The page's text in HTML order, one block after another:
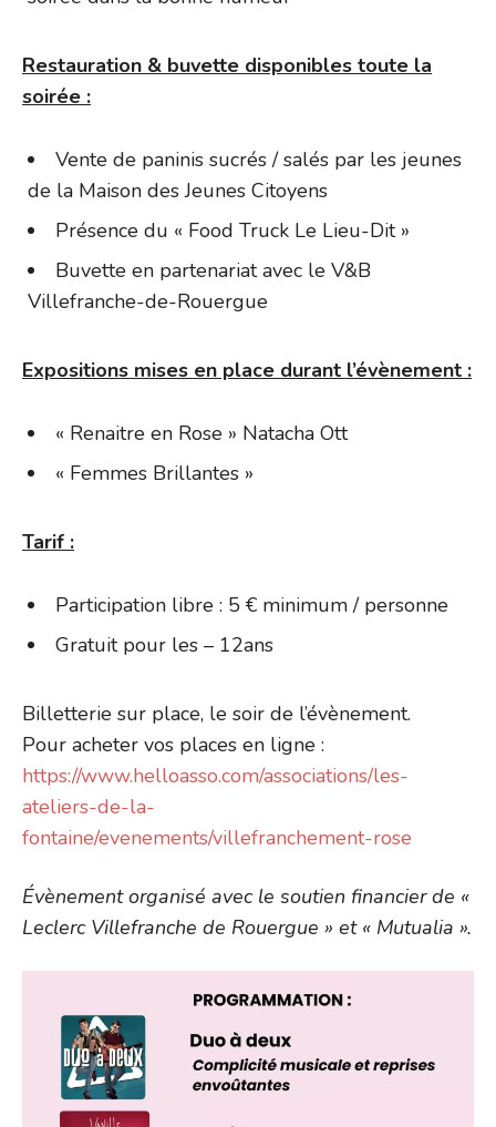
Restauration & buvette disponibles toute la
soirée :
Vente de paninis sucrés / salés par les jeunes
de la Maison des Jeunes Citoyens
Présence du « Food Truck Le Lieu-Dit »
Buvette en partenariat avec le V&B
Villefranche-de-Rouergue
Expositions mises en place durant l’évènement :
« Renaitre en Rose » Natacha Ott
« Femmes Brillantes »
Tarif :
Participation libre : 5 € minimum / personne
Gratuit pour les – 12ans
Billetterie sur place, le soir de l’évènement.
Pour acheter vos places en ligne :
https://www.helloasso.com/associations/les-
ateliers-de-la-
fontaine/evenements/villefranchement-rose
Évènement organisé avec le soutien financier de «
Leclerc Villefranche de Rouergue » et « Mutualia ».